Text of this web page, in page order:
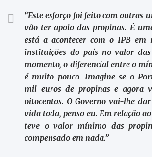
“Este esforço foi feito com outras
vão ter apoio das propinas. É
está a acontecer com o IPB em
instituições do país no valor das
momento, o diferencial entre o
é muito pouco. Imagine-se o
mil euros de propinas e agora
oitocentos. O Governo vai-lhe dar
vida toda, penso eu. Em relação
teve o valor mínimo das
compensado em nada.”